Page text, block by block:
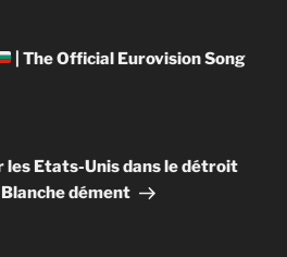
| The Official Eurovision Song
les Etats-Unis dans le détroit
Blanche dément